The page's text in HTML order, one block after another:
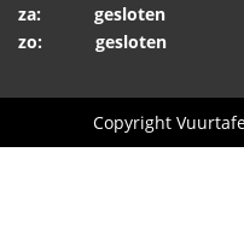
za: gesloten
zo: gesloten
Copyright